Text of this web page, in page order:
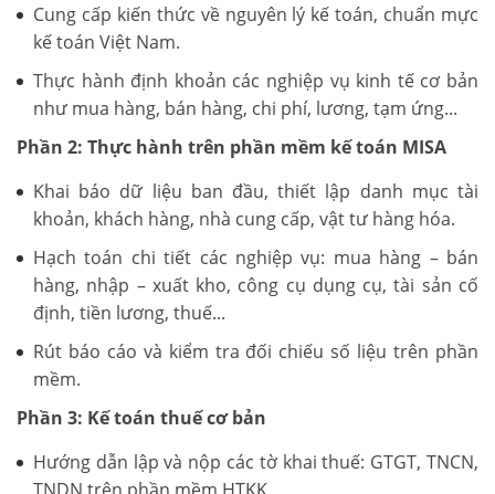
Cung cấp kiến thức về nguyên lý kế toán, chuẩn mực
kế toán Việt Nam.
Thực hành định khoản các nghiệp vụ kinh tế cơ bản
như mua hàng, bán hàng, chi phí, lương, tạm ứng...
Phần 2: Thực hành trên phần mềm kế toán MISA
Khai báo dữ liệu ban đầu, thiết lập danh mục tài
khoản, khách hàng, nhà cung cấp, vật tư hàng hóa.
Hạch toán chi tiết các nghiệp vụ: mua hàng – bán
hàng, nhập – xuất kho, công cụ dụng cụ, tài sản cố
định, tiền lương, thuế...
Rút báo cáo và kiểm tra đối chiếu số liệu trên phần
mềm.
Phần 3: Kế toán thuế cơ bản
Hướng dẫn lập và nộp các tờ khai thuế: GTGT, TNCN,
TNDN trên phần mềm HTKK.